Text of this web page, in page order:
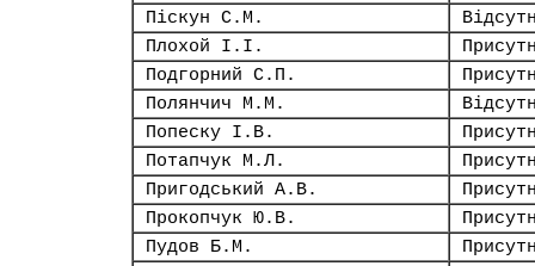
Піскун С.М.
Плохой І.І.
Подгорний С.П.
Полянчич М.М.
Попеску І.В.
Потапчук М.Л.
Пригодський А.В.
Прокопчук Ю.В.
Пудов Б.М.